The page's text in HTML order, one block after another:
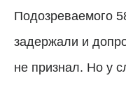
Подозреваемого
задержали и
не признал. Но у